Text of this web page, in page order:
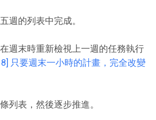
週的列表中完成。
在週末時重新檢視上一週的任務執行
只要週末一小時的計畫，完全改變
列表，然後逐步推進。